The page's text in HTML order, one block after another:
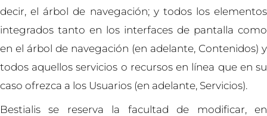
decir, el árbol de navegación; y todos los elementos
integrados tanto en los interfaces de pantalla como
en el árbol de navegación (en adelante, Contenidos) y
todos aquellos servicios o recursos en línea que en su
caso ofrezca a los Usuarios (en adelante, Servicios).
Bestialis se reserva la facultad de modificar, en